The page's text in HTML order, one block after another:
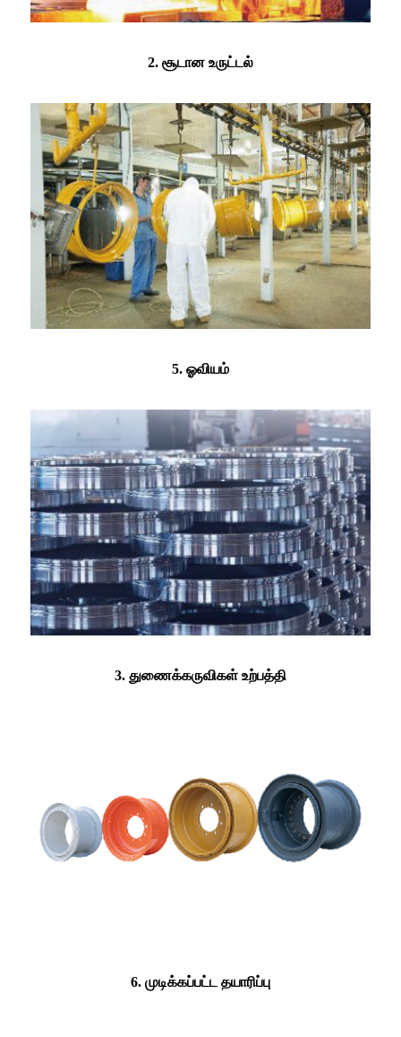
2. சூடான உருட்டல்
5. ஓவியம்
3. துணைக்கருவிகள் உற்பத்தி
6. முடிக்கப்பட்ட தயாரிப்பு